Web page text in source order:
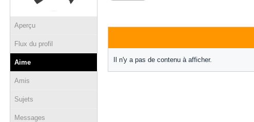
Aperçu
Flux du profil
Aime
Amis
Sujets
Messages
Il n'y a pas de contenu à afficher.